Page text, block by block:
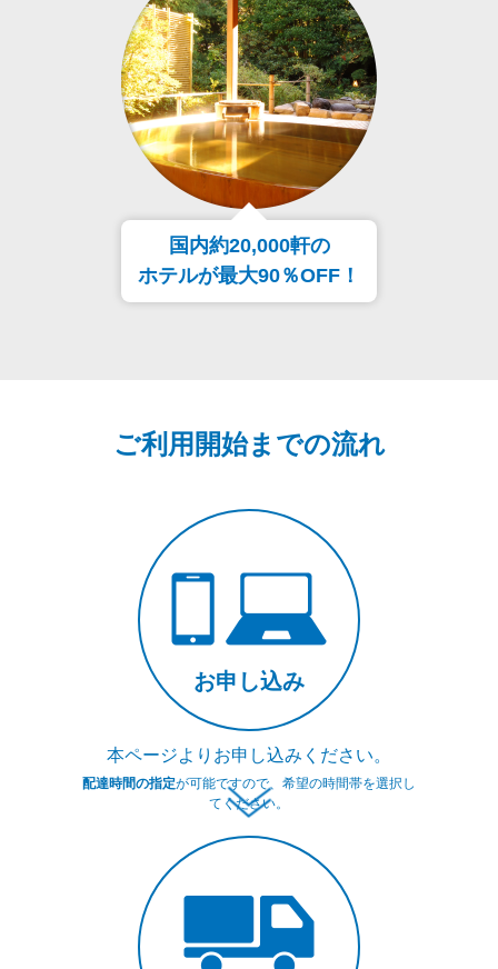
国内約20,000軒の
ホテルが最大90％OFF！
ご利用開始までの流れ
お申し込み
本ページよりお申し込みください。
配達時間の指定が可能ですので、希望の時間帯を選択し
てください。